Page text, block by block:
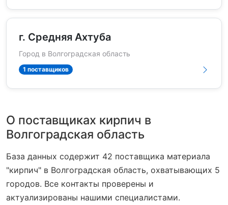
г. Средняя Ахтуба
Город в Волгоградская область
1 поставщиков
О поставщиках кирпич в
Волгоградская область
База данных содержит 42 поставщика материала
"кирпич" в Волгоградская область, охватывающих 5
городов. Все контакты проверены и
актуализированы нашими специалистами.